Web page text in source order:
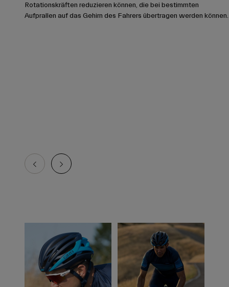
Rotationskräften reduzieren können, die bei bestimmten
Aufprallen auf das Gehirn des Fahrers übertragen werden können.